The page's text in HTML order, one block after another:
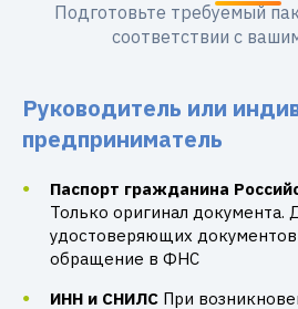
Подготовьте требуемый
соответствии с
Руководитель или
предприниматель
Паспорт гражданина
Только оригинал документа.
удостоверяющих
обращение в ФНС
ИНН и СНИЛС При